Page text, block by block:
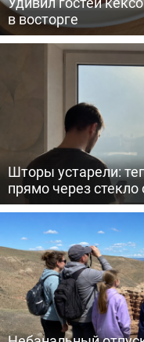
в восторге
Шторы устарели:
прямо через